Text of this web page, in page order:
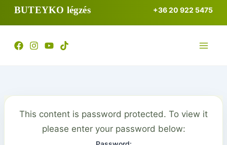
BUTEYKO légzés +36 20 922 5475
This content is password protected. To view it
please enter your password below: